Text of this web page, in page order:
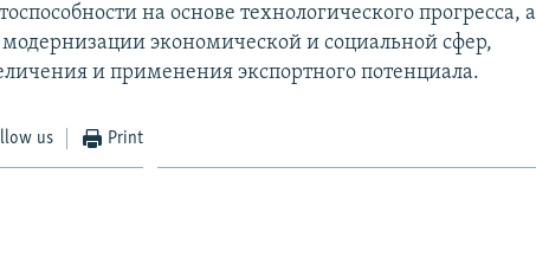
на основе технологического прогресса, а
экономической и социальной сфер,
и применения экспортного потенциала.
us Print